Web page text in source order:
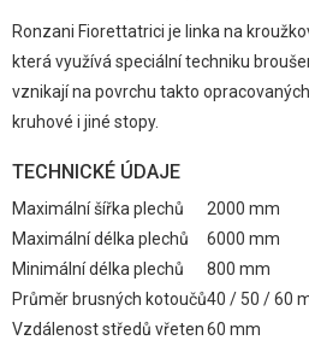
Ronzani Fiorettatrici je linka na
která využívá speciální techniku
vznikají na povrchu takto
kruhové i jiné stopy.
TECHNICKÉ ÚDAJE
Maximální šířka plechů
2000 mm
Maximální délka plechů
6000 mm
Minimální délka plechů
800 mm
Průměr brusných kotoučů40 / 50 / 60
Vzdálenost středů vřeten60 mm